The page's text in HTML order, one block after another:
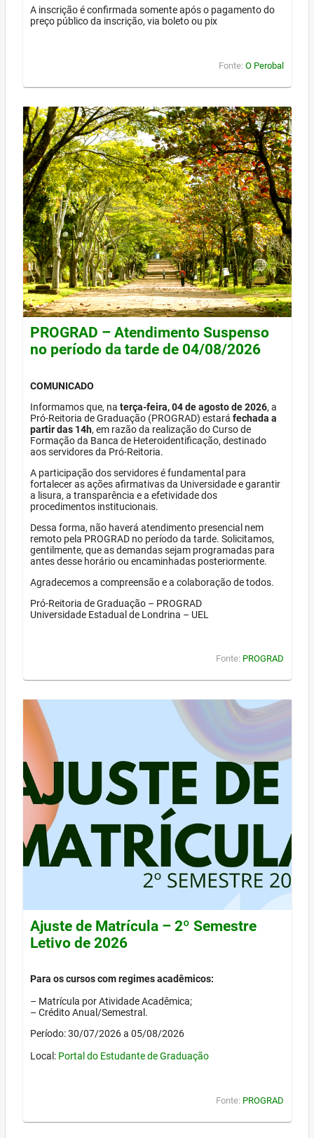
A inscrição é confirmada somente após o pagamento do
preço público da inscrição, via boleto ou pix
Fonte: O Perobal
PROGRAD – Atendimento Suspenso
no período da tarde de 04/08/2026
COMUNICADO
Informamos que, na terça-feira, 04 de agosto de 2026, a
Pró-Reitoria de Graduação (PROGRAD) estará fechada a
partir das 14h, em razão da realização do Curso de
Formação da Banca de Heteroidentificação, destinado
aos servidores da Pró-Reitoria.
A participação dos servidores é fundamental para
fortalecer as ações afirmativas da Universidade e garantir
a lisura, a transparência e a efetividade dos
procedimentos institucionais.
Dessa forma, não haverá atendimento presencial nem
remoto pela PROGRAD no período da tarde. Solicitamos,
gentilmente, que as demandas sejam programadas para
antes desse horário ou encaminhadas posteriormente.
Agradecemos a compreensão e a colaboração de todos.
Pró-Reitoria de Graduação – PROGRAD
Universidade Estadual de Londrina – UEL
Fonte: PROGRAD
Ajuste de Matrícula – 2º Semestre
Letivo de 2026
Para os cursos com regimes acadêmicos:
– Matrícula por Atividade Acadêmica;
– Crédito Anual/Semestral.
Período: 30/07/2026 a 05/08/2026
Local: Portal do Estudante de Graduação
Fonte: PROGRAD